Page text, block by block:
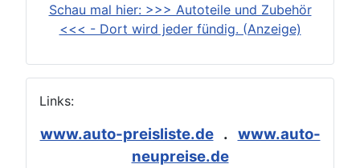
Schau mal hier: >>> Autoteile und Zubehör
<<< - Dort wird jeder fündig. (Anzeige)
Links:
www.auto-preisliste.de. www.auto-
neupreise.de